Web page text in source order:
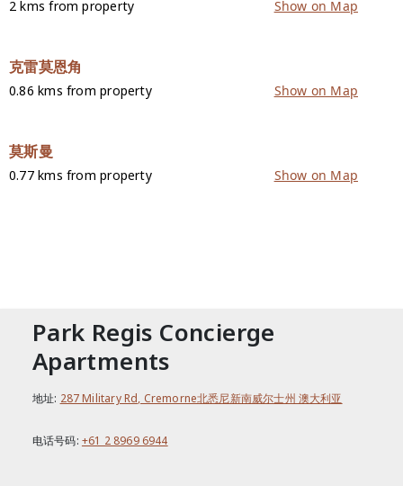
2 kms from property Show on Map
克雷莫恩角
0.86 kms from property Show on Map
莫斯曼
0.77 kms from property Show on Map
Park Regis Concierge
Apartments
地址: 287 Military Rd, Cremorne北悉尼新南威尔士州 澳大利亚
电话号码: +61 2 8969 6944